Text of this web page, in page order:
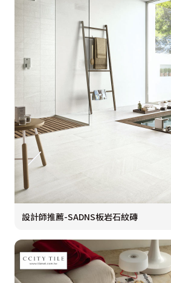
設計師推薦-SADNS板岩石紋磚